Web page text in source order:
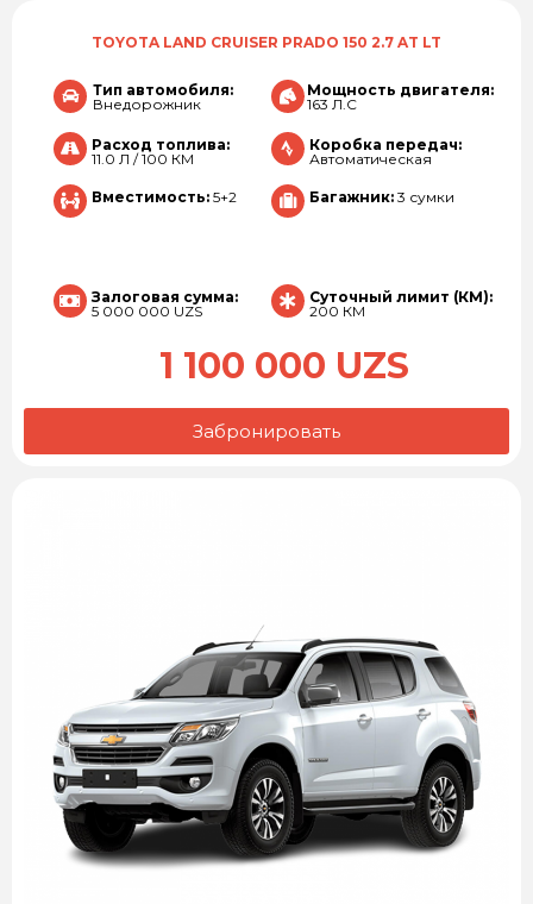
TOYOTA LAND CRUISER PRADO 150 2.7 AT LT
Тип автомобиля:
Внедорожник
Мощность двигателя:
163 Л.С
Расход топлива:
11.0 Л / 100 КМ
Коробка передач:
Автоматическая
Вместимость: 5+2 Багажник: 3 сумки
Залоговая сумма:
5 000 000 UZS
Суточный лимит (КМ):
200 КМ
1 100 000 UZS
Забронировать